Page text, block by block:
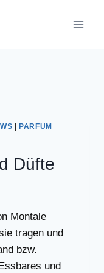
PARFUM
Düfte
Montale
tragen und
bzw.
und